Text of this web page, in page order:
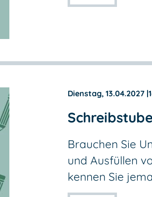
Dienstag, 13.04.2027 |
Brauchen Sie
und Ausfüllen
kennen Sie